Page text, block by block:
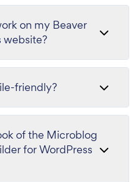
on my Beaver
website?
friendly?
of the Microblog
for WordPress